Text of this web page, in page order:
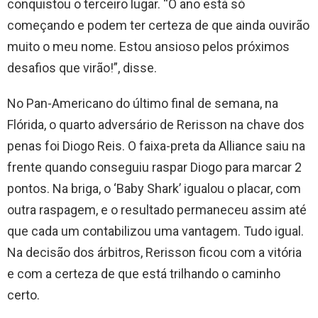
conquistou o terceiro lugar. “O ano está só
começando e podem ter certeza de que ainda ouvirão
muito o meu nome. Estou ansioso pelos próximos
desafios que virão!”, disse.
No Pan-Americano do último final de semana, na
Flórida, o quarto adversário de Rerisson na chave dos
penas foi Diogo Reis. O faixa-preta da Alliance saiu na
frente quando conseguiu raspar Diogo para marcar 2
pontos. Na briga, o ‘Baby Shark’ igualou o placar, com
outra raspagem, e o resultado permaneceu assim até
que cada um contabilizou uma vantagem. Tudo igual.
Na decisão dos árbitros, Rerisson ficou com a vitória
e com a certeza de que está trilhando o caminho
certo.